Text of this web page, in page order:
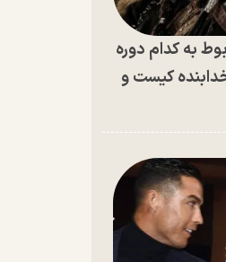
به کدام دوره
کیست و